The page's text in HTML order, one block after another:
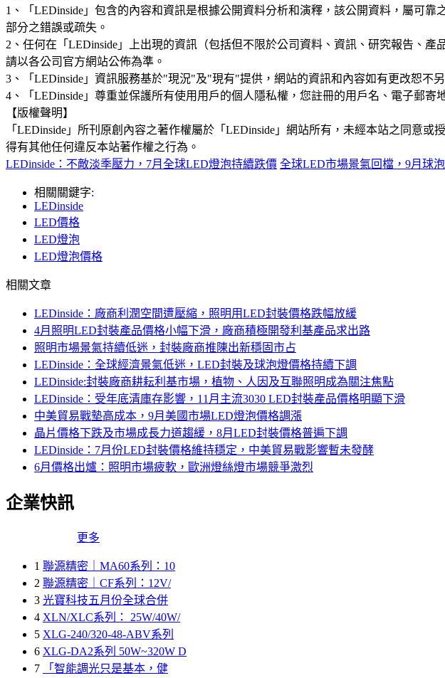
1、「LEDinside」包含的內容和資訊是根據公開資料分析和演釋，該公開資料，屬可
部分之錯誤或疏失。
2、任何在「LEDinside」上出現的資訊（包括但不限於公司資料、資訊、研究報告、
請以各公司官方網站公佈為準。
3、「LEDinside」資訊服務基於"現況"及"現有"提供，網站的資訊和內容如有更改恕不另
4、「LEDinside」尊重並保護所有使用用戶的個人隱私權，您註冊的用戶名、電子郵
【版權聲明】
「LEDinside」所刊原創內容之著作權屬於「LEDinside」網站所有，未經本站之同意
得有其他任何違反本站著作權之行為。
LEDinside：不敵淡季壓力，7月全球LED燈泡持續跌價 全球LED市場景氣回檔，9月球
相關關鍵字:
LEDinside
LED價格
LED燈泡
LED燈泡價格
相關文章
LEDinside：廠商利潤空間遭壓縮，照明用LED封裝價格跌幅放緩
4月照明LED封裝產品價格小幅下滑，廠商積極開發利基產品求出路
照明市場景氣持續低迷，封裝廠商推陳出新穩固市占
LEDinside：全球經濟景氣低迷，LED封裝及球泡燈價格持續下調
LEDinside:封裝廠商耕耘利基市場，植物、人因及互聯照明成為關注焦點
LEDinside：受年底清庫存影響，11月主流3030 LED封裝產品價格明顯下滑
中美貿易戰墊高成本，9月美國市場LED燈泡價格調漲
晶片價格下跌及市場成長力道趨緩，8月LED封裝價格普遍下調
LEDinside：7月份LED封裝價格維持穩定，中美貿易戰影響暫未發酵
6月價格出爐：照明市場疲軟，歐洲燈絲燈市場競爭激烈
企業快訊
更多
1 聯源精密｜MA60系列：10
2 聯源精密｜CF系列：12V/
3 光寶科技五月份全球合併
4 XLN/XLC系列： 25W/40W/
5 XLG-240/320-48-ABV系列
6 XLG-DA2系列 50W~320W D
7
「智能調光只是基本，健